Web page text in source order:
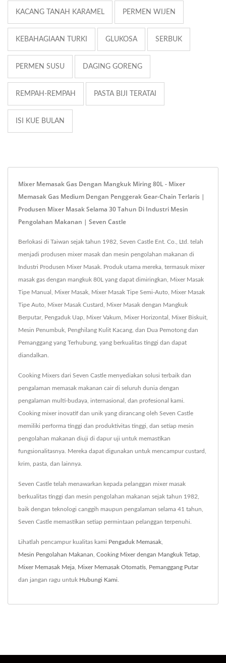
KACANG TANAH KARAMEL PERMEN WIJEN
KEBAHAGIAAN TURKI GLUKOSA SERBUK
PERMEN SUSU DAGING GORENG
REMPAH-REMPAH PASTA BIJI TERATAI
ISI KUE BULAN
Mixer Memasak Gas Dengan Mangkuk Miring 80L - Mixer
Memasak Gas Medium Dengan Penggerak Gear-Chain Terlaris |
Produsen Mixer Masak Selama 30 Tahun Di Industri Mesin
Pengolahan Makanan | Seven Castle
Berlokasi di Taiwan sejak tahun 1982, Seven Castle Ent. Co., Ltd. telah
menjadi produsen mixer masak dan mesin pengolahan makanan di
Industri Produsen Mixer Masak. Produk utama mereka, termasuk mixer
masak gas dengan mangkuk 80L yang dapat dimiringkan, Mixer Masak
Tipe Manual, Mixer Masak, Mixer Masak Tipe Semi-Auto, Mixer Masak
Tipe Auto, Mixer Masak Custard, Mixer Masak dengan Mangkuk
Berputar, Pengaduk Uap, Mixer Vakum, Mixer Horizontal, Mixer Biskuit,
Mesin Penumbuk, Penghilang Kulit Kacang, dan Dua Pemotong dan
Pemanggang yang Terhubung, yang berkualitas tinggi dan dapat
diandalkan.
Cooking Mixers dari Seven Castle menyediakan solusi terbaik dan
pengalaman memasak makanan cair di seluruh dunia dengan
pengalaman multi-budaya, internasional, dan profesional kami.
Cooking mixer inovatif dan unik yang dirancang oleh Seven Castle
memiliki performa tinggi dan produktivitas tinggi, dan setiap mesin
pengolahan makanan diuji di dapur uji untuk memastikan
fungsionalitasnya. Mereka dapat digunakan untuk mencampur custard,
krim, pasta, dan lainnya.
Seven Castle telah menawarkan kepada pelanggan mixer masak
berkualitas tinggi dan mesin pengolahan makanan sejak tahun 1982,
baik dengan teknologi canggih maupun pengalaman selama 41 tahun,
Seven Castle memastikan setiap permintaan pelanggan terpenuhi.
Lihatlah pencampur kualitas kami Pengaduk Memasak
Mesin Pengolahan Makanan Cooking Mixer dengan Mangkuk Tetap
Mixer Memasak Meja Mixer Memasak Otomatis Pemanggang Putar
dan jangan ragu untuk Hubungi Kami